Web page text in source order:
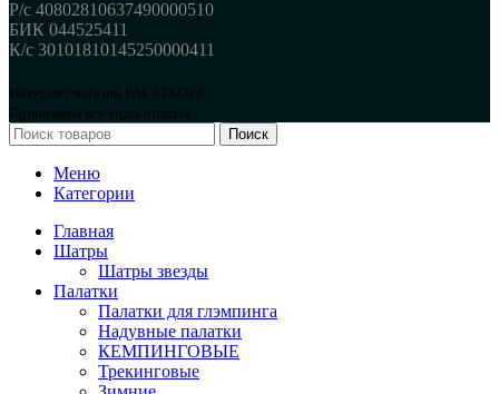
Р/с 40802810637490000510
БИК 044525411
К/с 30101810145250000411
Интернет магазин PALATKOFF
Принимаем все виды оплаты.
Поиск
Меню
Категории
Главная
Шатры
Шатры звезды
Палатки
Палатки для глэмпинга
Надувные палатки
КЕМПИНГОВЫЕ
Трекинговые